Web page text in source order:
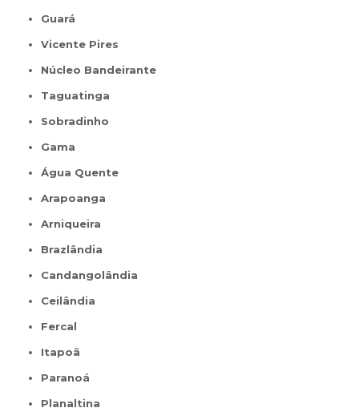
Guará
Vicente Pires
Núcleo Bandeirante
Taguatinga
Sobradinho
Gama
Água Quente
Arapoanga
Arniqueira
Brazlândia
Candangolândia
Ceilândia
Fercal
Itapoã
Paranoá
Planaltina